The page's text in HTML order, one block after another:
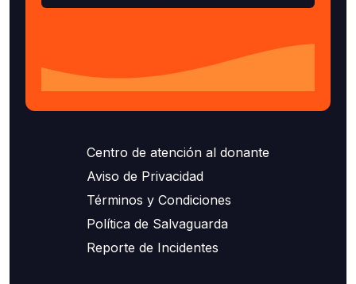
Centro de atención al donante
Aviso de Privacidad
Términos y Condiciones
Política de Salvaguarda
Reporte de Incidentes